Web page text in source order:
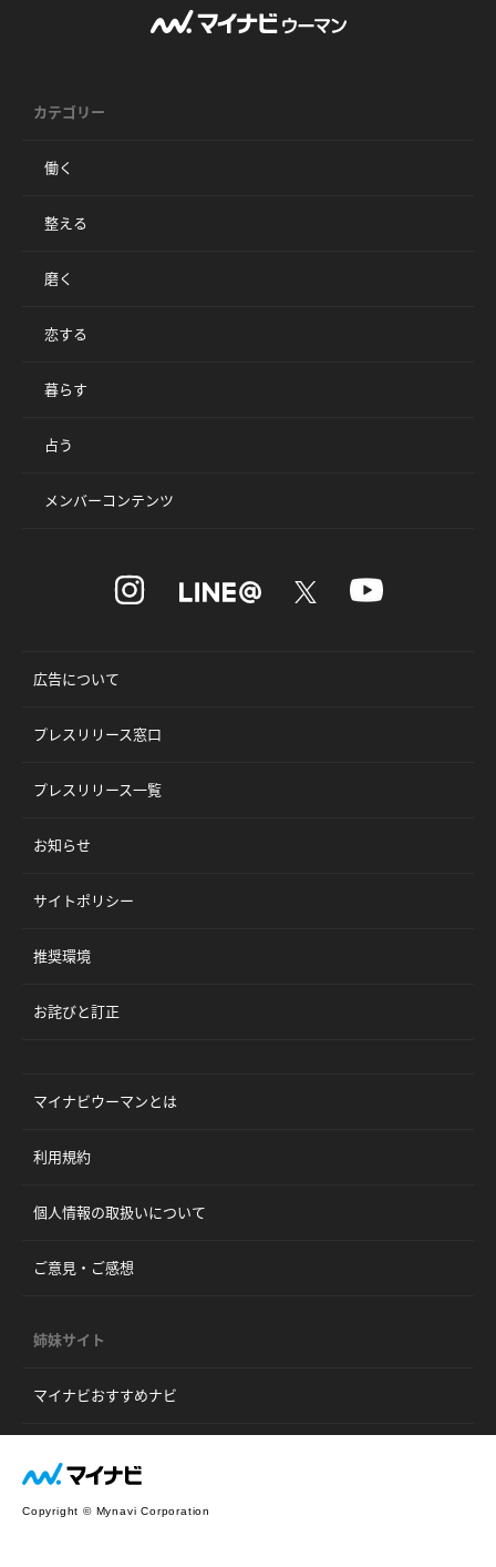
カテゴリー
働く
整える
磨く
恋する
暮らす
占う
メンバーコンテンツ
広告について
プレスリリース窓口
プレスリリース一覧
お知らせ
サイトポリシー
推奨環境
お詫びと訂正
マイナビウーマンとは
利用規約
個人情報の取扱いについて
ご意見・ご感想
姉妹サイト
マイナビおすすめナビ
Copyright © Mynavi Corporation